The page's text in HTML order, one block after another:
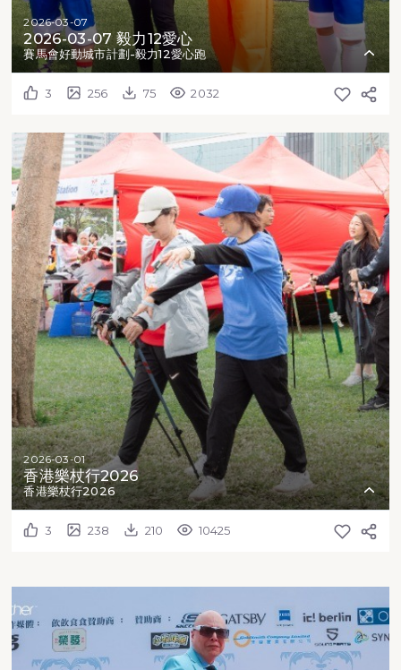
2026-03-07
2026-03-07 毅力12愛心
賽馬會好動城市計劃-毅力12愛心跑
3 256 75 2032
2026-03-01
香港樂杖行2026
香港樂杖行2026
3 238 210 10425